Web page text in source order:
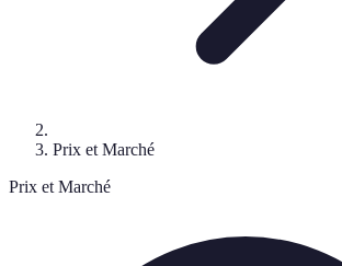
Prix et Marché
Prix et Marché